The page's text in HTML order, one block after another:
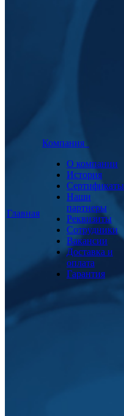
Главная
Компания
О компании
История
Сертификаты
Наши
партнеры
Реквизиты
Сотрудники
Вакансии
Доставка и
оплата
Гарантия